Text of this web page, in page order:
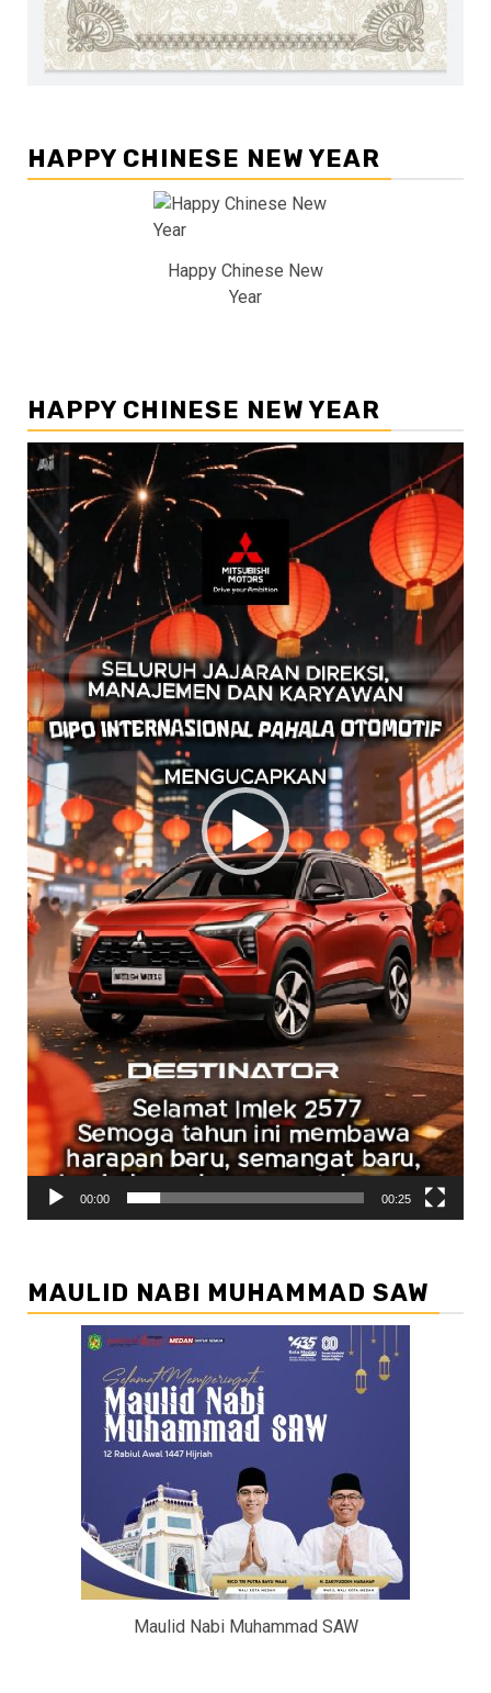
HAPPY CHINESE NEW YEAR
Happy Chinese New
Year
HAPPY CHINESE NEW YEAR
Pemutar
00:00 00:25
MAULID NABI MUHAMMAD SAW
Maulid Nabi Muhammad SAW